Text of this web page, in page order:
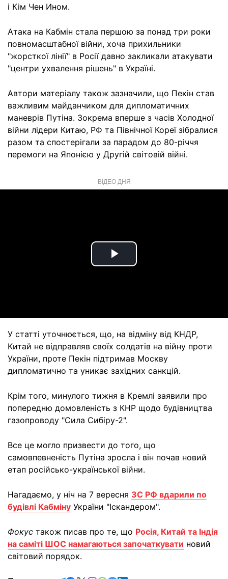
і Кім Чен Ином.
Атака на Кабмін стала першою за понад три роки
повномасштабної війни, хоча прихильники
"жорсткої лінії" в Росії давно закликали атакувати
"центри ухвалення рішень" в Україні.
Автори матеріалу також зазначили, що Пекін став
важливим майданчиком для дипломатичних
маневрів Путіна. Зокрема вперше з часів Холодної
війни лідери Китаю, РФ та Північної Кореї зібралися
разом та спостерігали за парадом до 80-річчя
перемоги на Японією у Другій світовій війні.
ВІДЕО ДНЯ
Play
У статті уточнюється, що, на відміну від КНДР,
Китай не відправляв своїх солдатів на війну проти
України, проте Пекін підтримав Москву
дипломатично та уникає західних санкцій.
Крім того, минулого тижня в Кремлі заявили про
попередню домовленість з КНР щодо будівництва
газопроводу "Сила Сибіру-2".
Все це могло призвести до того, що
самовпевненість Путіна зросла і він почав новий
етап російсько-української війни.
Нагадаємо, у ніч на 7 вересня ЗС РФ вдарили по
будівлі Кабміну України "Іскандером".
Фокус також писав про те, що Росія, Китай та Індія
на саміті ШОС намагаються започаткувати новий
світовий порядок.